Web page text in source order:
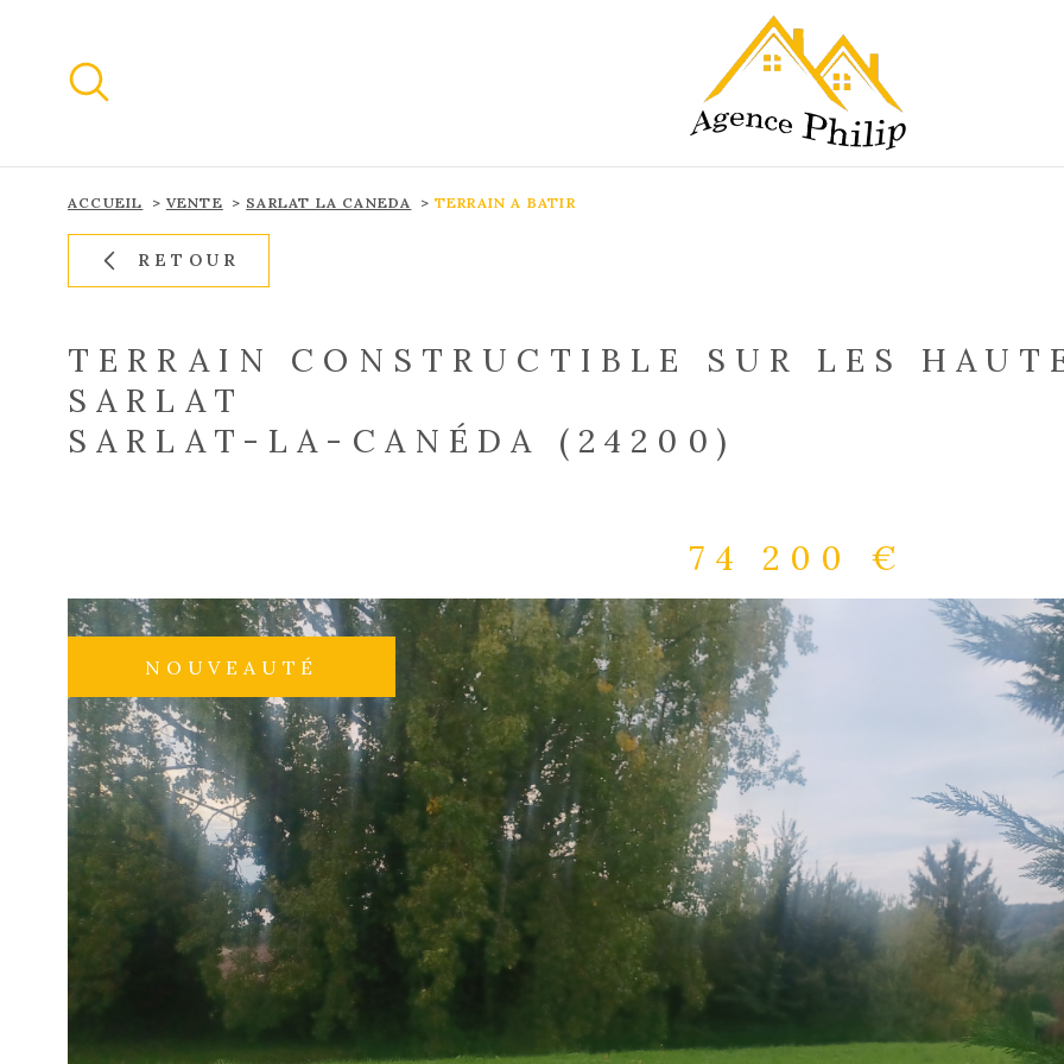
recherche
principal
contenu
ACCUEIL VENTE SARLAT LA CANEDA TERRAIN A BATIR
RETOUR
TERRAIN CONSTRUCTIBLE SUR LES
SARLAT
SARLAT-LA-CANÉDA (24200)
74 200 €
NOUVEAUTÉ